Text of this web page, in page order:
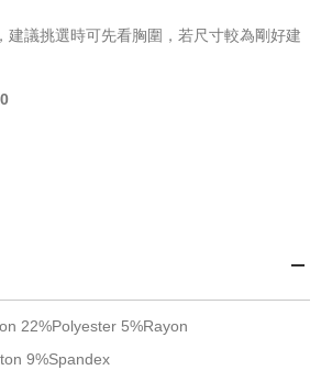
議挑選時可先看胸圍，若尺寸較為剛好建
22%Polyester 5%Rayon